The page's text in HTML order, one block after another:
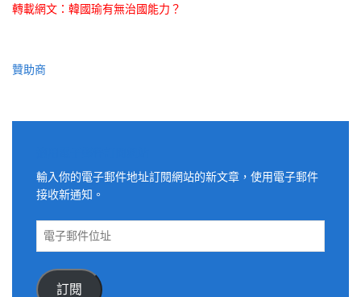
轉載網文：韓國瑜有無治國能力？
贊助商
輸入你的電子郵件地址訂閱網站的新文章，使用電子郵件
接收新通知。
電
件
訂閱